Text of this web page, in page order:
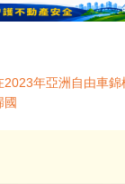
2023年亞洲自由車
國